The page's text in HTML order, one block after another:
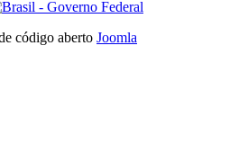
código aberto Joomla